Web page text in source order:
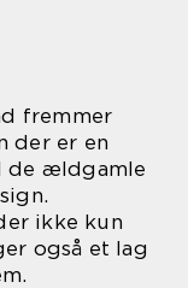
fremmer
der er en
de ældgamle
ikke kun
også et lag